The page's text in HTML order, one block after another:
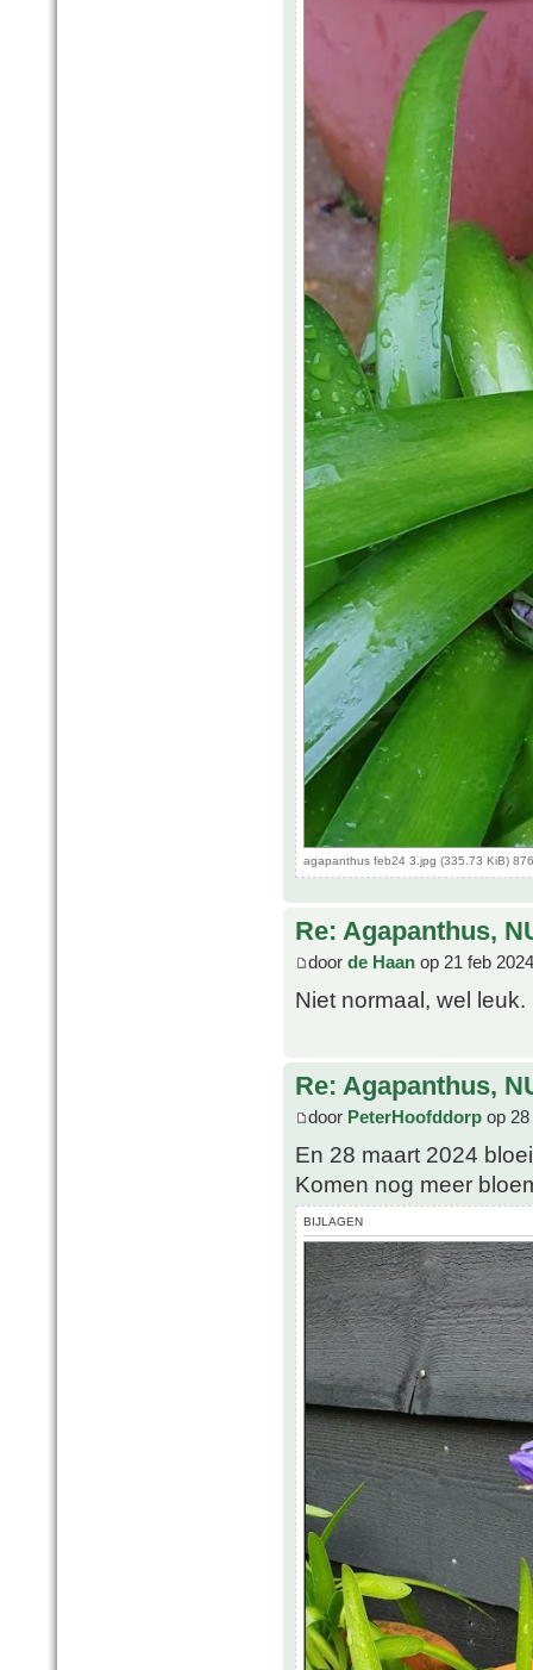
agapanthus feb24 3.jpg (335.73 KiB)
Re: Agapanthus,
door de Haan op 21 feb
Niet normaal, wel leuk.
Re: Agapanthus,
door PeterHoofddorp op
En 28 maart 2024
Komen nog meer
BIJLAGEN